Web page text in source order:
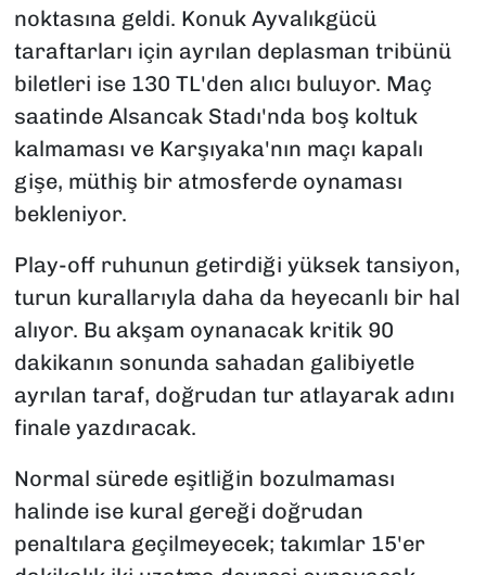
noktasına geldi. Konuk Ayvalıkgücü
taraftarları için ayrılan deplasman tribünü
biletleri ise 130 TL'den alıcı buluyor. Maç
saatinde Alsancak Stadı'nda boş koltuk
kalmaması ve Karşıyaka'nın maçı kapalı
gişe, müthiş bir atmosferde oynaması
bekleniyor.
Play-off ruhunun getirdiği yüksek tansiyon,
turun kurallarıyla daha da heyecanlı bir hal
alıyor. Bu akşam oynanacak kritik 90
dakikanın sonunda sahadan galibiyetle
ayrılan taraf, doğrudan tur atlayarak adını
finale yazdıracak.
Normal sürede eşitliğin bozulmaması
halinde ise kural gereği doğrudan
penaltılara geçilmeyecek; takımlar 15'er